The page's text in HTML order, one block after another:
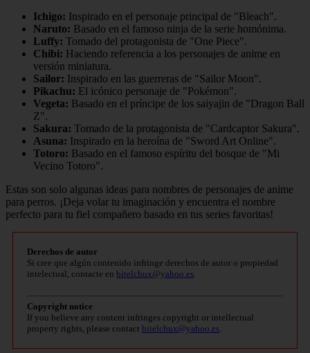
Ichigo: Inspirado en el personaje principal de "Bleach".
Naruto: Basado en el famoso ninja de la serie homónima.
Luffy: Tomado del protagonista de "One Piece".
Chibi: Haciendo referencia a los personajes de anime en
versión miniatura.
Sailor: Inspirado en las guerreras de "Sailor Moon".
Pikachu: El icónico personaje de "Pokémon".
Vegeta: Basado en el príncipe de los saiyajin de "Dragon Ball
Z".
Sakura: Tomado de la protagonista de "Cardcaptor Sakura".
Asuna: Inspirado en la heroína de "Sword Art Online".
Totoro: Basado en el famoso espíritu del bosque de "Mi
Vecino Totoro".
Estas son solo algunas ideas para nombres de personajes de anime
para perros. ¡Deja volar tu imaginación y encuentra el nombre
perfecto para tu fiel compañero basado en tus series favoritas!
Derechos de autor
Si cree que algún contenido infringe derechos de autor o propiedad
intelectual, contacte en bitelchux@yahoo.es.
Copyright notice
If you believe any content infringes copyright or intellectual
property rights, please contact bitelchux@yahoo.es.